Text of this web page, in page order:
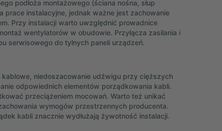
podłoża montażowego (ściana nośna, słup
prace instalacyjne, jednak ważne jest zachowanie
Przy instalacji warto uwzględnić prowadnice
wentylatorów w obudowie. Przyłącza zasilania i
serwisowego do tylnych paneli urządzeń.
niedoszacowanie udźwigu przy cięższych
odpowiednich elementów porządkowania kabli.
przeciążeniem mocowań. Warto też unikać
wymogów przestrzennych producenta.
kabli znacznie wydłużają żywotność instalacji.